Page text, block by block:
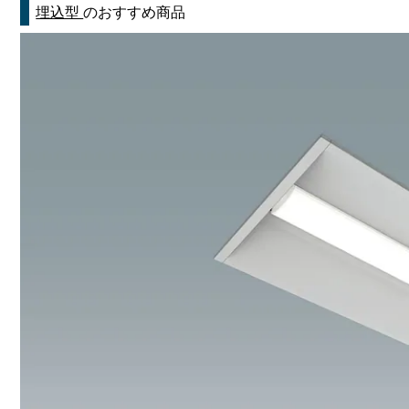
埋込型のおすすめ商品